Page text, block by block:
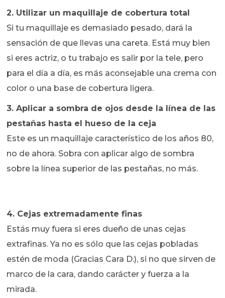
2. Utilizar un maquillaje de cobertura total
Si tu maquillaje es demasiado pesado, dará la
sensación de que llevas una careta. Está muy bien
si eres actriz, o tu trabajo es salir por la tele, pero
para el día a día, es más aconsejable una crema con
color o una base de cobertura ligera.
3. Aplicar a sombra de ojos desde la línea de las
pestañas hasta el hueso de la ceja
Este es un maquillaje característico de los años 80,
no de ahora. Sobra con aplicar algo de sombra
sobre la línea superior de las pestañas, no más.
4. Cejas extremadamente finas
Estás muy fuera si eres dueño de unas cejas
extrafinas. Ya no es sólo que las cejas pobladas
estén de moda (Gracias Cara D.), si no que sirven de
marco de la cara, dando carácter y fuerza a la
mirada.